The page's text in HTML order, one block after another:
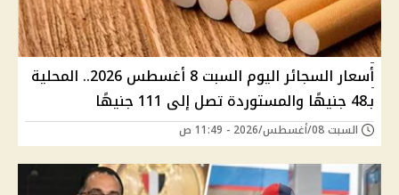
أسعار السجائر اليوم السبت 8 أغسطس 2026.. المحلية
بـ48 جنيهًا والمستوردة تصل إلى 111 جنيهًا
السبت 08/أغسطس/2026 - 11:49 ص